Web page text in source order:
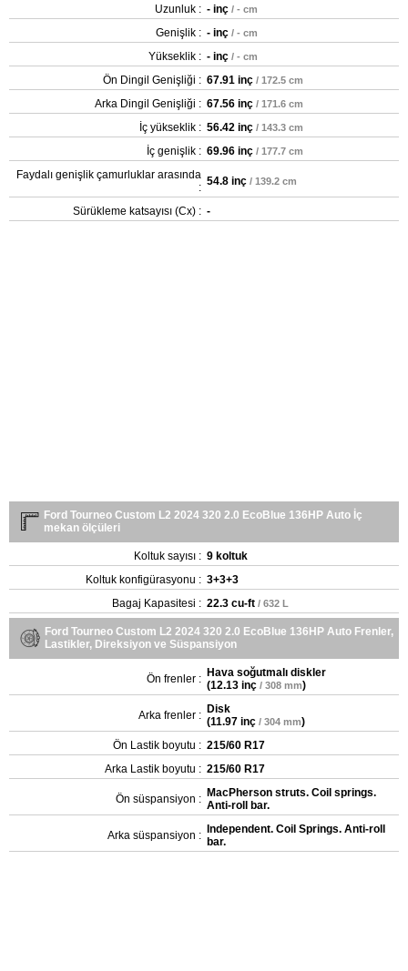
Uzunluk : - inç / - cm
Genişlik : - inç / - cm
Yükseklik : - inç / - cm
Ön Dingil Genişliği : 67.91 inç / 172.5 cm
Arka Dingil Genişliği : 67.56 inç / 171.6 cm
İç yükseklik : 56.42 inç / 143.3 cm
İç genişlik : 69.96 inç / 177.7 cm
Faydalı genişlik çamurluklar arasında
: 54.8 inç / 139.2 cm
Sürükleme katsayısı (Cx) : -
Ford Tourneo Custom L2 2024 320 2.0 EcoBlue 136HP Auto İç
mekan ölçüleri
Koltuk sayısı : 9 koltuk
Koltuk konfigürasyonu : 3+3+3
Bagaj Kapasitesi : 22.3 cu-ft / 632 L
Ford Tourneo Custom L2 2024 320 2.0 EcoBlue 136HP Auto Frenler,
Lastikler, Direksiyon ve Süspansiyon
Ön frenler : Hava soğutmalı diskler
(12.13 inç / 308 mm)
Arka frenler : Disk
(11.97 inç / 304 mm)
Ön Lastik boyutu : 215/60 R17
Arka Lastik boyutu : 215/60 R17
Ön süspansiyon : MacPherson struts. Coil springs.
Anti-roll bar.
Arka süspansiyon : Independent. Coil Springs. Anti-roll
bar.